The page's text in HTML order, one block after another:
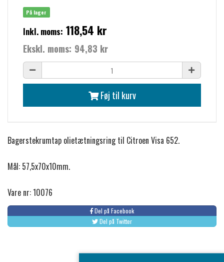
På lager
Inkl. moms: 118,54 kr
Ekskl. moms: 94,83 kr
Føj til kurv
Bagerstekrumtap olietætningsring til Citroen Visa 652.
Mål: 57,5x70x10mm.
Vare nr: 10076
Del på Facebook
Del på Twitter